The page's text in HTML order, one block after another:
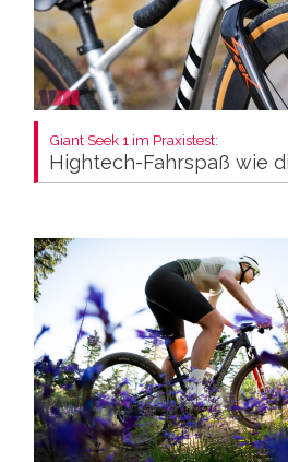
Giant Seek 1 im Praxistest:
Hightech-Fahrspaß wie